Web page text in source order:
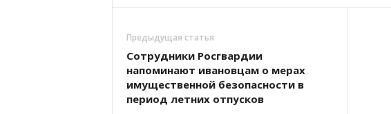
Предыдущая статья
Сотрудники Росгвардии
напоминают ивановцам о мерах
имущественной безопасности в
период летних отпусков